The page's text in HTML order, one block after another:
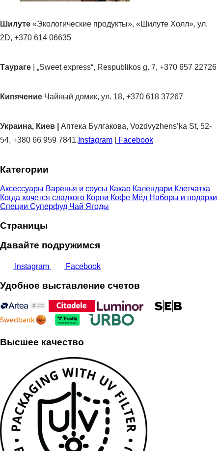
Шилуте «Экологические продукты», «Шилуте Холл», ул.
2D, +370 614 06635
Таураге | „Sweet express“, Respublikos g. 7, +370 657 22726
Кипячение Чайный домик, ул. 18, +370 618 37267
Украина, Киев | Аптека Булгакова, Vozdvyzhens’ka St, 52-
54, +380 66 959 7841. Instagram Facebook
Категории
Аксессуары Варенья и соусы Какао Календари Клетчатка
Когда хочется сладкого Корни Кофе Мёд Наборы и подарки
Специи Суперфуд Чай Ягоды
Страницы
Давайте подружимся
Instagram Facebook
Удобное выставление счетов
Высшее качество